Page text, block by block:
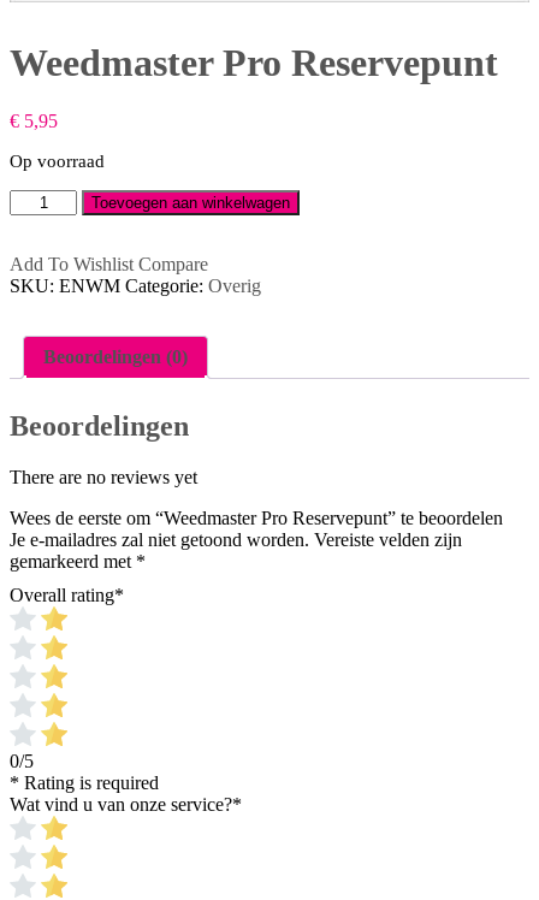
Weedmaster Pro Reservepunt
€ 5,95
Op voorraad
Weedmaster
Pro
aantal
Toevoegen aan winkelwagen
Add To Wishlist Compare
SKU: ENWM Categorie: Overig
Beoordelingen (0)
Beoordelingen
There are no reviews yet
Wees de eerste om “Weedmaster Pro Reservepunt” te beoordelen
Je e-mailadres zal niet getoond worden. Vereiste velden zijn
gemarkeerd met *
Overall rating*
0/5
* Rating is required
Wat vind u van onze service?*